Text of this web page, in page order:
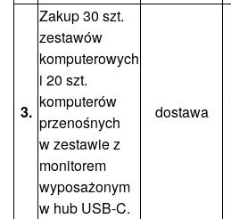
3.
Zakup 30 szt.
zestawów
komputerowych
i 20 szt.
komputerów
przenośnych
w zestawie z
monitorem
wyposażonym
w hub USB-C.
dostawa